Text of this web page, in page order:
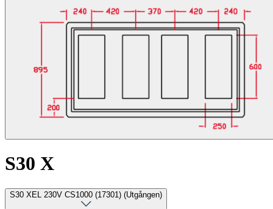
S30 X
S30 XEL 230V CS1000 (17301) (Utgången)